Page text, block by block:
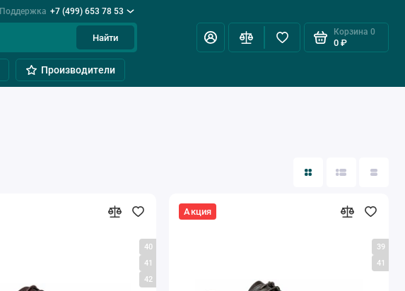
Поддержка +7 (499) 653 78 53
Найти
Корзина 0
0 ₽
Производители
40
41
42
Акция
39
41